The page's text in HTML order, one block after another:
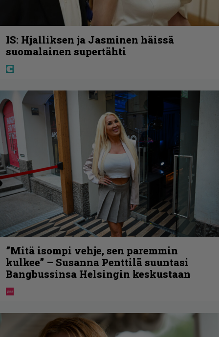
IS: Hjalliksen ja Jasminen häissä
suomalainen supertähti
”Mitä isompi vehje, sen paremmin
kulkee” – Susanna Penttilä suuntasi
Bangbussinsa Helsingin keskustaan